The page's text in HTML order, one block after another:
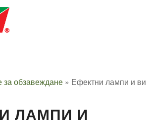
за обзавеждане » Ефектни лампи и
ЛАМПИ И